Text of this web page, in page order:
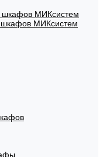
шкафов МИКсистем
шкафов МИКсистем